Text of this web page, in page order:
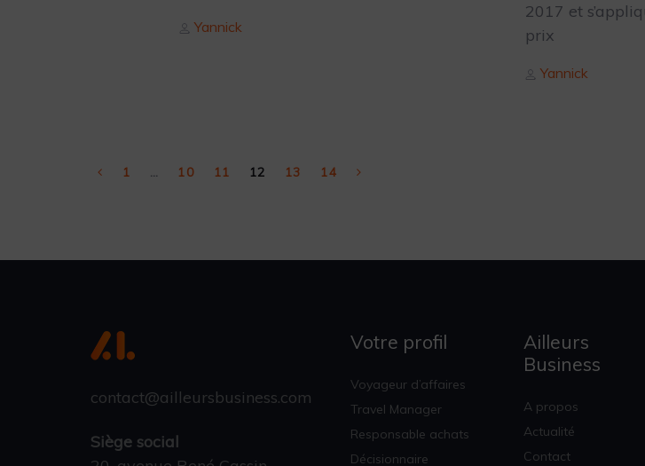
Author
Yannick
2017 et
prix
Author
Yannick
1 … 10 11 12 13 14
contact@ailleursbusiness.com
Siège social
Votre profil
Voyageur d’affaires
Travel Manager
Responsable achats
Décisionnaire
Ailleurs
Business
A propos
Actualité
Contact